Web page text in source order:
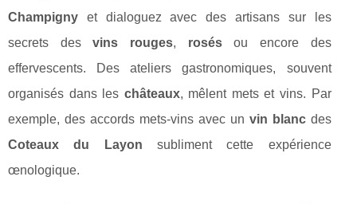
Champigny et dialoguez avec des artisans sur les
secrets desvins rouges, rosésou encore des
effervescents. Des ateliers gastronomiques, souvent
organisés dans les châteaux, mêlent mets et vins. Par
exemple, des accords mets-vins avec un vin blancdes
Coteaux du Layon subliment cette expérience
œnologique.